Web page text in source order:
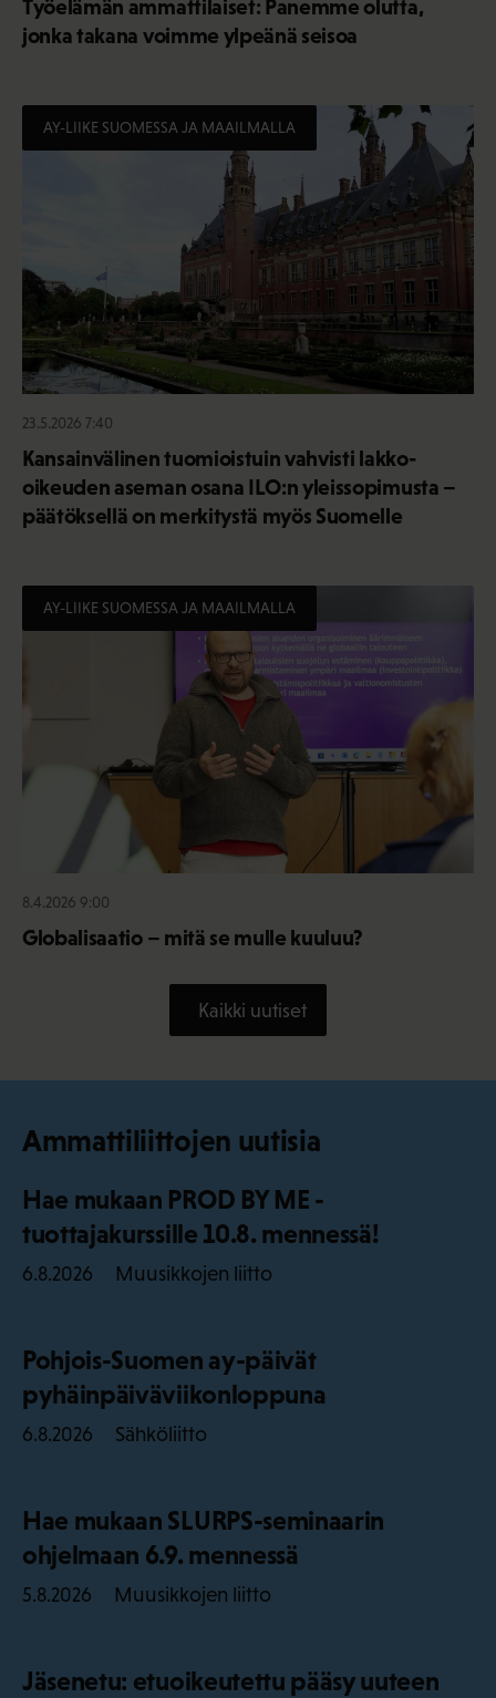
Työelämän ammattilaiset: Panemme olutta,
jonka takana voimme ylpeänä seisoa
AY-LIIKE SUOMESSA JA MAAILMALLA
23.5.2026 7:40
Kansainvälinen tuomioistuin vahvisti lakko-
oikeuden aseman osana ILO:n yleissopimusta –
päätöksellä on merkitystä myös Suomelle
AY-LIIKE SUOMESSA JA MAAILMALLA
8.4.2026 9:00
Globalisaatio – mitä se mulle kuuluu?
Kaikki uutiset
Ammattiliittojen uutisia
Hae mukaan PROD BY ME -
tuottajakurssille 10.8. mennessä!
6.8.2026 Muusikkojen liitto
Pohjois-Suomen ay-päivät
pyhäinpäiväviikonloppuna
6.8.2026 Sähköliitto
Hae mukaan SLURPS-seminaarin
ohjelmaan 6.9. mennessä
5.8.2026 Muusikkojen liitto
Jäsenetu: etuoikeutettu pääsy uuteen